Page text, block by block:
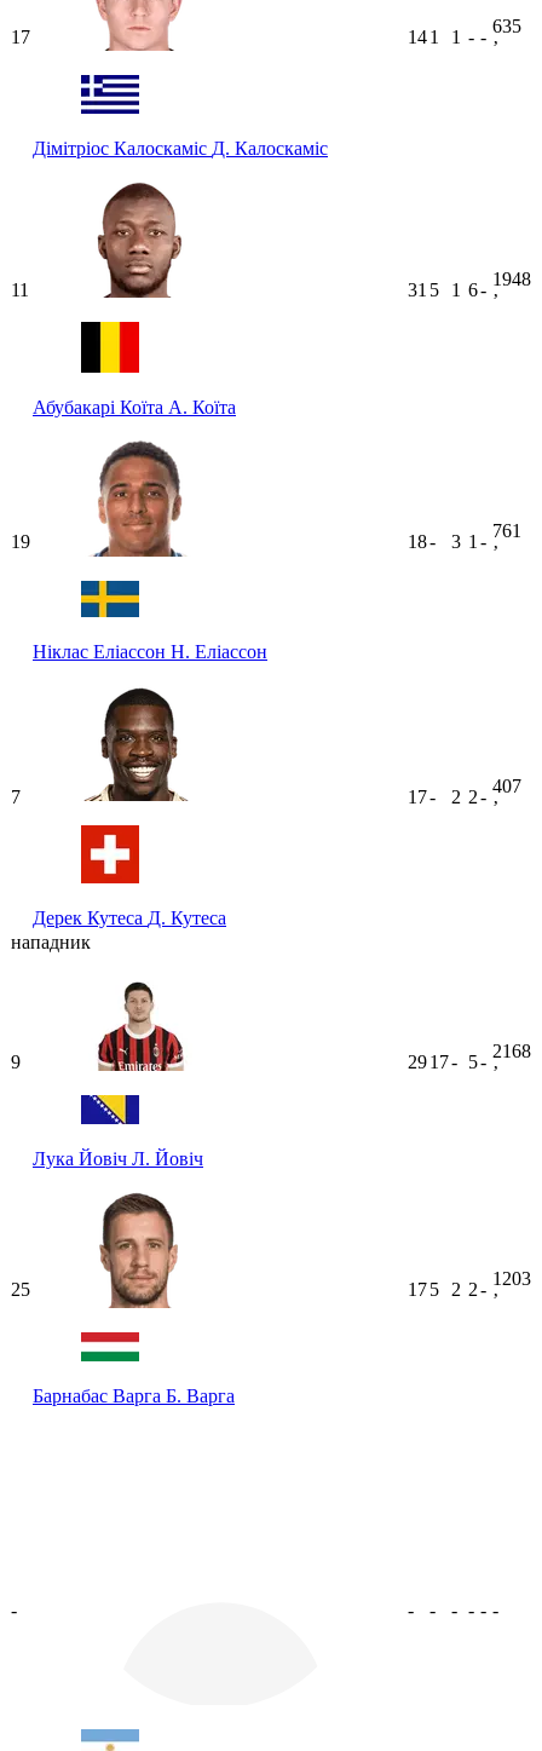
17
Дімітріос Калоскаміс Д. Калоскаміс
141 1 - -
635
ʼ
11
Абубакарі Коїта А. Коїта
31 5 1 6-
1948
ʼ
19
Ніклас Еліассон Н. Еліассон
18- 3 1 -
761
ʼ
7
Дерек Кутеса Д. Кутеса
17- 2 2-
407
ʼ
нападник
9
Лука Йовіч Л. Йовіч
2917- 5-
2168
ʼ
25
Барнабас Варга Б. Варга
175 2 2-
1203
ʼ
- - - - - - -